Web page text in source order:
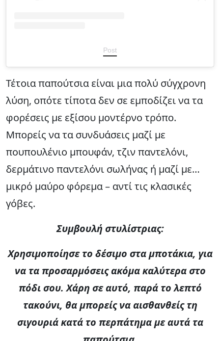
Post
Τέτοια παπούτσια είναι μια πολύ σύγχρονη
λύση, οπότε τίποτα δεν σε εμποδίζει να τα
φορέσεις με εξίσου μοντέρνο τρόπο.
Μπορείς να τα συνδυάσεις μαζί με
πουπουλένιο μπουφάν, τζιν παντελόνι,
δερμάτινο παντελόνι σωλήνας ή μαζί με…
μικρό μαύρο φόρεμα – αντί τις κλασικές
γόβες.
Συμβουλή στυλίστριας:
Χρησιμοποίησε το δέσιμο στα μποτάκια, για
να τα προσαρμόσεις ακόμα καλύτερα στο
πόδι σου. Χάρη σε αυτό, παρά το λεπτό
τακούνι, θα μπορείς να αισθανθείς τη
σιγουριά κατά το περπάτημα με αυτά τα